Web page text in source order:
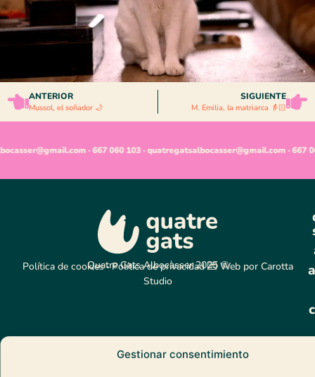
Gestionar consentimiento
ANTERIOR
Mussol, el soñador 🌙
SIGUIENTE
M. Emilia, la matriarca 👵🏻
· 667 060 103 · quatregatsalbocasser@gmail.com · 667
Quatre Gats Albocàsser 2025 ©
Política de cookies·Política de privacidad💌 Web por Carotta
Studio